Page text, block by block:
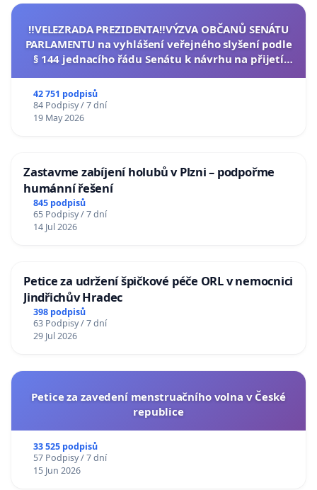
‼️VELEZRADA PREZIDENTA‼️VÝZVA OBČANŮ SENÁTU
PARLAMENTU na vyhlášení veřejného slyšení podle
§ 144 jednacího řádu Senátu k návrhu na přijetí
42 751 podpisů
84 Podpisy / 7 dní
19 May 2026
Zastavme zabíjení holubů v Plzni – podpořme
humánní řešení
845 podpisů
65 Podpisy / 7 dní
14 Jul 2026
Petice za udržení špičkové péče ORL v nemocnici
Jindřichův Hradec
398 podpisů
63 Podpisy / 7 dní
29 Jul 2026
Petice za zavedení menstruačního volna v České
republice
33 525 podpisů
57 Podpisy / 7 dní
15 Jun 2026